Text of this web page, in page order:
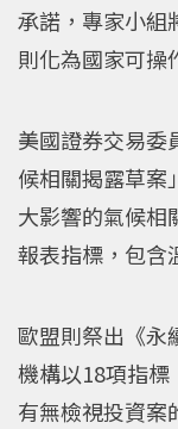
承諾，專家小組
則化為國家可操
美國證券交易委
候相關揭露草案
大影響的氣候相
報表指標，包含
歐盟則祭出《永
機構以18項指
有無檢視投資案